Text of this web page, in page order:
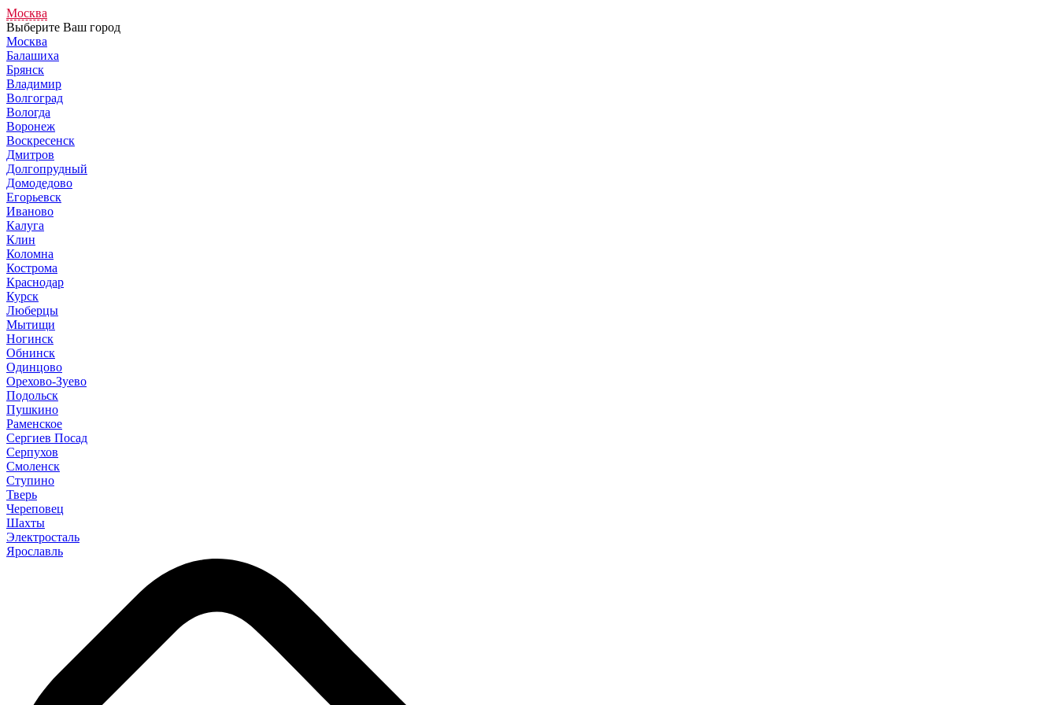
Москва
Выберите Ваш город
Москва
Балашиха
Брянск
Владимир
Волгоград
Вологда
Воронеж
Воскресенск
Дмитров
Долгопрудный
Домодедово
Егорьевск
Иваново
Калуга
Клин
Коломна
Кострома
Краснодар
Курск
Люберцы
Мытищи
Ногинск
Обнинск
Одинцово
Орехово-Зуево
Подольск
Пушкино
Раменское
Сергиев Посад
Серпухов
Смоленск
Ступино
Тверь
Череповец
Шахты
Электросталь
Ярославль